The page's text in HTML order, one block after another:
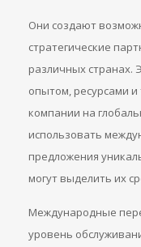
Они создают
стратегические
различных странах.
опытом, ресурсами
компании на
использовать
предложения
могут выделить их
Международные
уровень